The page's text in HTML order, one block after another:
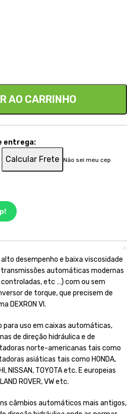
AO CARRINHO
entrega:
Calcular Frete Não sei meu cep
desempenho e baixa viscosidade
automáticas modernas
etc …) com ou sem
de torque, que precisem de
DEXRON VI.
uso em caixas automáticas,
de direção hidráulica e de
norte-americanas tais como
asiáticas tais como HONDA,
NISSAN, TOYOTA etc. E europeias
ROVER, VW etc.
câmbios automáticos mais antigos,